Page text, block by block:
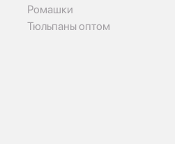
Ромашки
Тюльпаны оптом